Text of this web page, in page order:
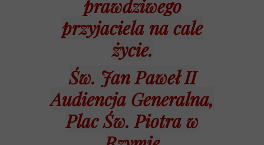
prawdziwego
przyjaciela na cale
życie.
Św. Jan Paweł II
Audiencja Generalna,
Plac Św. Piotra w